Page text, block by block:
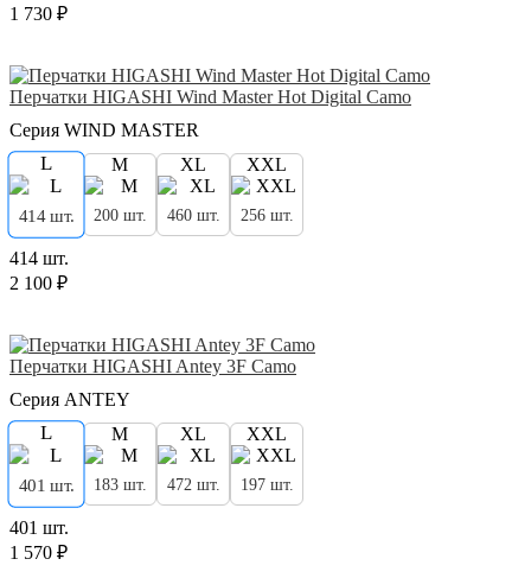
1 730 ₽
Перчатки HIGASHI Wind Master Hot Digital Camo
Серия WIND MASTER
L
414 шт.
M
200 шт.
XL
460 шт.
XXL
256 шт.
414 шт.
2 100 ₽
Перчатки HIGASHI Antey 3F Camo
Серия ANTEY
L
401 шт.
M
183 шт.
XL
472 шт.
XXL
197 шт.
401 шт.
1 570 ₽